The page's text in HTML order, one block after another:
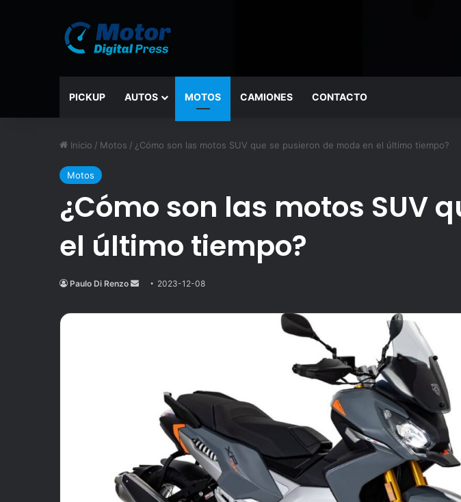
PICKUP AUTOS MOTOS CAMIONES CONTACTO
Inicio / Motos / ¿Cómo son las motos SUV que se pusieron de moda en el último tiempo?
Motos
¿Cómo son las motos SUV
el último tiempo?
Paulo Di Renzo
Send
email
2023-12-08